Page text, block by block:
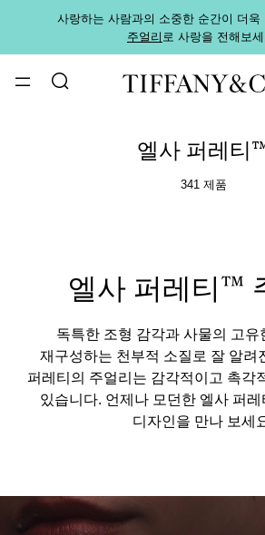
사랑하는 사람과의 소중한 순간이 더욱
주얼리로 사랑을 전해보
엘사 퍼레티
341 제품
엘사 퍼레티™
독특한 조형 감각과 사물의 고
재구성하는 천부적 소질로 잘 알려
퍼레티의 주얼리는 감각적이고 촉각
있습니다. 언제나 모던한 엘사 퍼
디자인을 만나 보세